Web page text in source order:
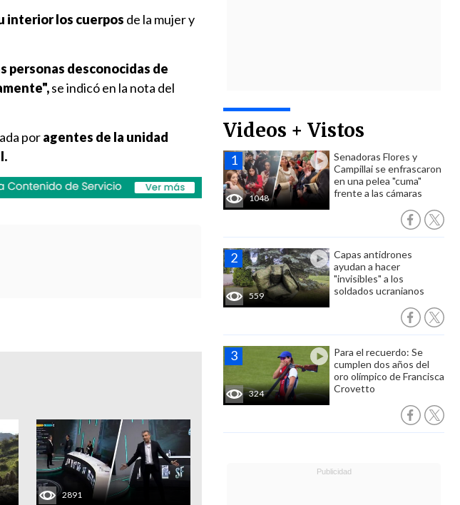
Videos + Vistos
1048
Senadoras Flores y
Campillai se enfrascaron
en una pelea "cuma"
frente a las cámaras
559
Capas antidrones
ayudan a hacer
"invisibles" a los
soldados ucranianos
324
Para el recuerdo: Se
cumplen dos años del
oro olímpico de Francisca
Crovetto
interior los cuerpos de la mujer y
personas desconocidas de
se indicó en la nota del
poragentes de la unidad
2891